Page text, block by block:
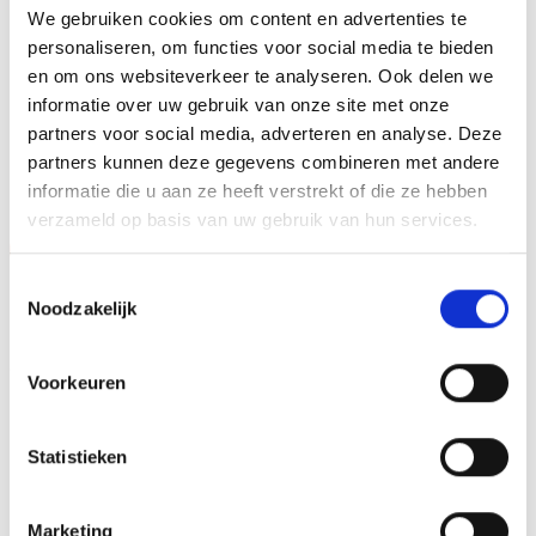
We gebruiken cookies om content en advertenties te
personaliseren, om functies voor social media te bieden
en om ons websiteverkeer te analyseren. Ook delen we
informatie over uw gebruik van onze site met onze
partners voor social media, adverteren en analyse. Deze
partners kunnen deze gegevens combineren met andere
informatie die u aan ze heeft verstrekt of die ze hebben
verzameld op basis van uw gebruik van hun services.
Noodzakelijk
Voorkeuren
Statistieken
Marketing
HOOGTE
GERELATEERDE PRODUCTEN
Aanbieding! Aanbieding!
Toevoegen
aan
verlanglijst
Beeld FG407 (14,5 cm)